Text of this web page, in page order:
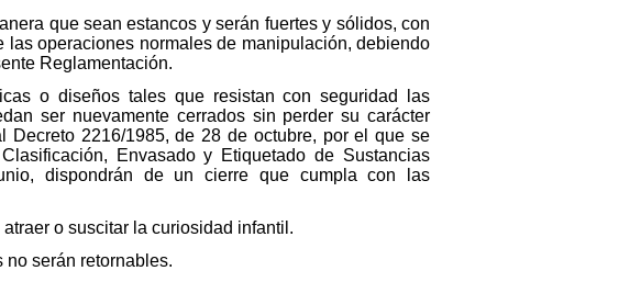
que sean estancos y serán fuertes y sólidos, con
operaciones normales de manipulación, debiendo
Reglamentación.
o diseños tales que resistan con seguridad las
ser nuevamente cerrados sin perder su carácter
2216/1985, de 28 de octubre, por el que se
Envasado y Etiquetado de Sustancias
dispondrán de un cierre que cumpla con las
o suscitar la curiosidad infantil.
serán retornables.